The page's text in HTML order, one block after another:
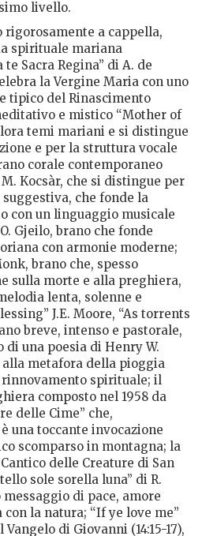
livello.
a cappella,
spirituale mariana
Sacra Regina” di A. de
la Vergine Maria con uno
tipico del Rinascimento
e mistico “Mother of
temi mariani e si distingue
e per la struttura vocale
corale contemporaneo
Kocsàr, che si distingue per
suggestiva, che fonde la
con un linguaggio musicale
Gjeilo, brano che fonde
con armonie moderne;
brano che, spesso
sulla morte e alla preghiera,
lenta, solenne e
J.E. Moore, “As torrents
breve, intenso e pastorale,
di una poesia di Henry W.
metafora della pioggia
spirituale; il
composto nel 1958 da
delle Cime” che,
una toccante invocazione
scomparso in montagna; la
delle Creature di San
sole sorella luna” di R.
di pace, amore
la natura; “If ye love me”
di Giovanni (14:15-17),